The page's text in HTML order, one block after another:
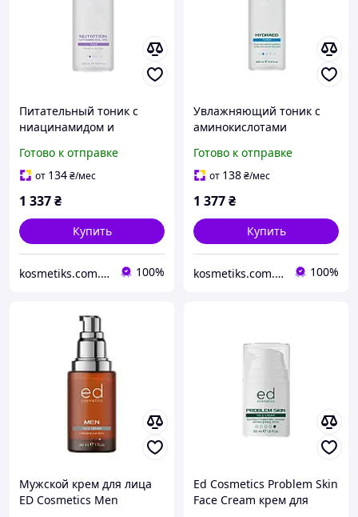
Питательный тоник с
ниацинамидом и
toner vitamin B3 B5 ED
Cosmetics 200 мл
Готово к отправке
от 134₴/мес
1 337₴
Купить
kosmetiks.com.ua 100%
Увлажняющий тоник с
аминокислотами
Cosmetics, 200 мл
Готово к отправке
от 138₴/мес
1 377₴
Купить
kosmetiks.com.ua 100%
Мужской крем для лица
ED Cosmetics Men
Ed Cosmetics Problem Skin
Face Cream крем для